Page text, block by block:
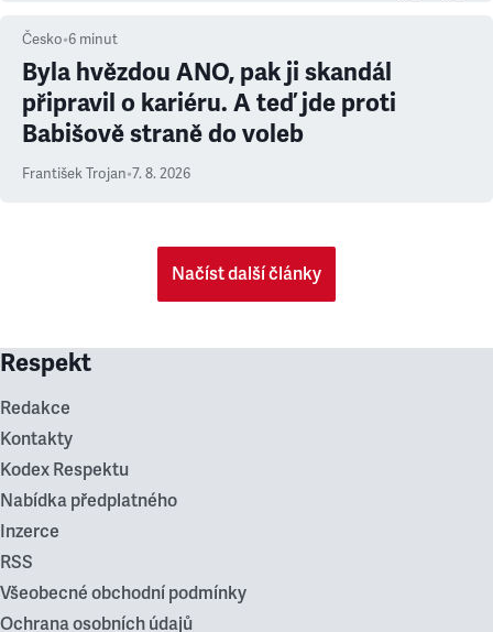
Česko•6 minut
Byla hvězdou ANO, pak ji skandál
připravil o kariéru. A teď jde proti
Babišově straně do voleb
František Trojan•7. 8. 2026
Načíst další články
Respekt
Redakce
Kontakty
Kodex Respektu
Nabídka předplatného
Inzerce
RSS
Všeobecné obchodní podmínky
Ochrana osobních údajů